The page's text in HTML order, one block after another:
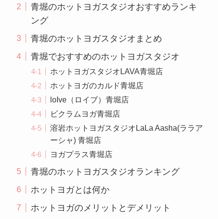
青堀のホットヨガスタジオおすすめランキ
ング
青堀のホットヨガスタジオまとめ
青堀でおすすめのホットヨガスタジオ
ホットヨガスタジオLAVA青堀店
ホットヨガのカルド青堀店
loIve（ロイブ）青堀店
ビクラムヨガ青堀店
溶岩ホットヨガスタジオLaLa Aasha(ララア
ーシャ) 青堀店
ヨガプラス青堀店
青堀のホットヨガスタジオランキング
ホットヨガとは何か
ホットヨガのメリットとデメリット